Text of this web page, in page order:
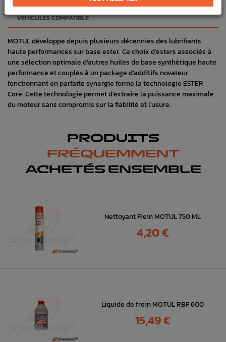
VÉHICULES COMPATIBLE
MOTUL développe depuis plusieurs décennies des lubrifiants
haute performances sur base ester. Ce choix d’esters associés à
une sélection optimale d’autres huiles de base synthétique haute
performance et couplés à un package d’additifs novateur
fonctionnant en parfaite synergie forme la technologie ESTER
Core. Cette technologie permet d’extraire la puissance maximale
du moteur sans compromis sur la fiabilité et l’usure.
PRODUITS
FRÉQUEMMENT
ACHETÉS ENSEMBLE
Nettoyant Frein MOTUL 750 ML
Prix
4,20 €
Liquide de frein MOTUL RBF 600
Prix
15,49 €